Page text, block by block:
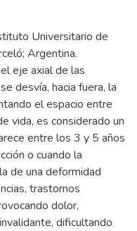
Universitario de
Argentina.
eje axial de las
desvía, hacia fuera, la
el espacio entre
vida, es considerado un
entre los 3 y 5 años
o cuando la
de una deformidad
trastornos
dolor,
dificultando